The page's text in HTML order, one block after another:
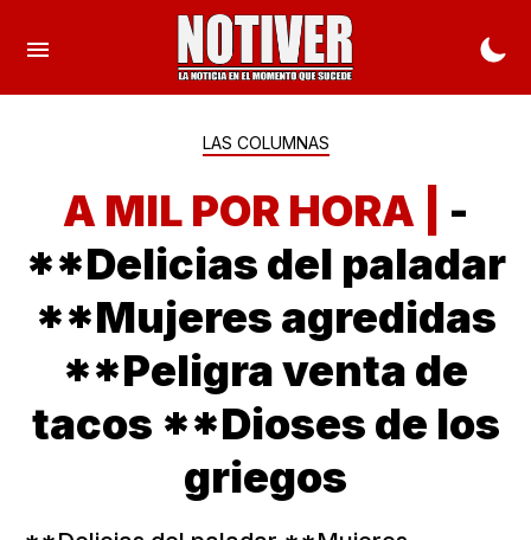
LAS COLUMNAS
A MIL POR HORA | -
**Delicias del paladar
**Mujeres agredidas
**Peligra venta de
tacos **Dioses de los
griegos